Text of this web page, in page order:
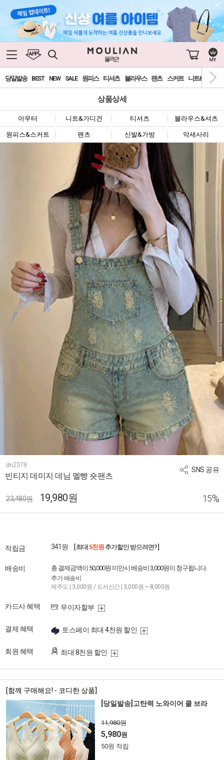
당일발송 BEST NEW SALE 원피스 티셔츠 블라우스 팬츠 스커트 니트&가디건
상품상세
아우터 니트&가디건 티셔츠 블라우스&셔츠
원피스&스커트 팬츠 신발&가방 악세사리
SNS 공유
dn2378
빈티지 데미지 데님 멜빵 숏팬츠
23,480원 19,980원 15%
적립금 341원 [ 최대 5천원 추가할인 받으려면? ]
배송비 총 결제금액이 50,000원 미만시 배송비 3,000원이 청구됩니다.
추가 배송비
제주도 | 3,000원 / 도서산간 | 3,000원 ~ 8,000원
카드사 혜택 무이자할부
결제 혜택 토스페이 최대 4천원 할인
회원 혜택 최대 8천원 할인
[함께 구매해요! - 코디한 상품]
[당일발송]고탄력 노와이어 쿨 브라
11,980원
5,980원
50원 적립